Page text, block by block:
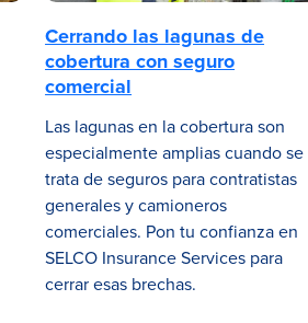
Cerrando las lagunas de
cobertura con seguro
comercial
Las lagunas en la cobertura son
especialmente amplias cuando se
trata de seguros para contratistas
generales y camioneros
comerciales. Pon tu confianza en
SELCO Insurance Services para
cerrar esas brechas.